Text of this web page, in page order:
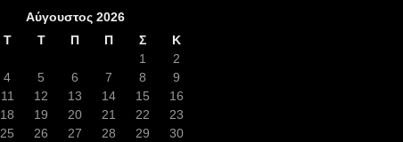
Αύγουστος 2026
Τ Τ Π Π Σ
Κ
1
2
4 5 6 7 8
9
11 12 13 14 15
16
18 19 20 21 22
23
25 26 27 28 29 30